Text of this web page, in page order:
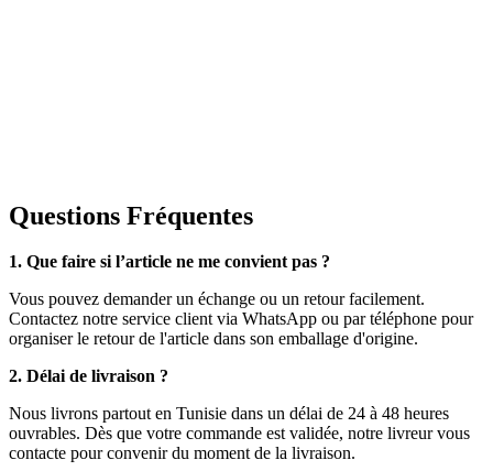
Questions Fréquentes
1. Que faire si l’article ne me convient pas ?
Vous pouvez demander un échange ou un retour facilement.
Contactez notre service client via WhatsApp ou par téléphone pour
organiser le retour de l'article dans son emballage d'origine.
2. Délai de livraison ?
Nous livrons partout en Tunisie dans un délai de 24 à 48 heures
ouvrables. Dès que votre commande est validée, notre livreur vous
contacte pour convenir du moment de la livraison.